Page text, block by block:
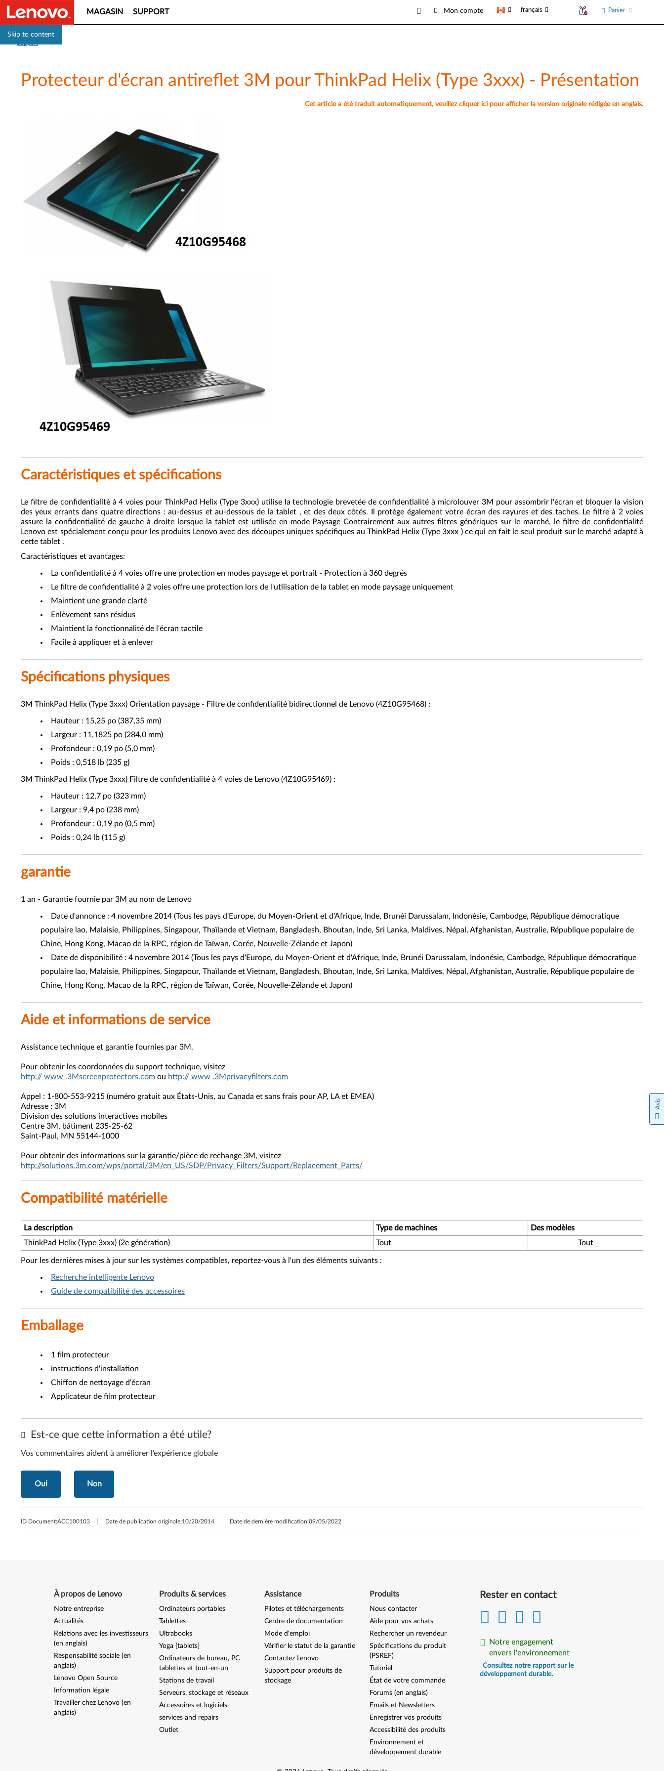
Skip to content
MAGASIN SUPPORT Mon compte français Panier
Protecteur d'écran antireflet 3M pour ThinkPad Helix (Type 3xxx) - Présentation
Cet article a été traduit automatiquement, veuillez cliquer ici pour afficher la version originale rédigée en anglais.
Caractéristiques et spécifications
Le filtre de confidentialité à 4 voies pour ThinkPad Helix (Type 3xxx) utilise la technologie brevetée de confidentialité à microlouver 3M pour assombrir l'écran et bloquer la vision
des yeux errants dans quatre directions : au-dessus et au-dessous de la tablet , et des deux côtés. Il protège également votre écran des rayures et des taches. Le filtre à 2 voies
assure la confidentialité de gauche à droite lorsque la tablet est utilisée en mode Paysage Contrairement aux autres filtres génériques sur le marché, le filtre de confidentialité
Lenovo est spécialement conçu pour les produits Lenovo avec des découpes uniques spécifiques au ThinkPad Helix (Type 3xxx ) ce qui en fait le seul produit sur le marché adapté à
cette tablet .
Caractéristiques et avantages:
La confidentialité à 4 voies offre une protection en modes paysage et portrait - Protection à 360 degrés
Le filtre de confidentialité à 2 voies offre une protection lors de l'utilisation de la tablet en mode paysage uniquement
Maintient une grande clarté
Enlèvement sans résidus
Maintient la fonctionnalité de l'écran tactile
Facile à appliquer et à enlever
Spécifications physiques
3M ThinkPad Helix (Type 3xxx) Orientation paysage - Filtre de confidentialité bidirectionnel de Lenovo (4Z10G95468) :
Hauteur : 15,25 po (387,35 mm)
Largeur : 11,1825 po (284,0 mm)
Profondeur : 0,19 po (5,0 mm)
Poids : 0,518 lb (235 g)
3M ThinkPad Helix (Type 3xxx) Filtre de confidentialité à 4 voies de Lenovo (4Z10G95469) :
Hauteur : 12,7 po (323 mm)
Largeur : 9,4 po (238 mm)
Profondeur : 0,19 po (0,5 mm)
Poids : 0,24 lb (115 g)
garantie
1 an - Garantie fournie par 3M au nom de Lenovo
Date d'annonce : 4 novembre 2014 (Tous les pays d'Europe, du Moyen-Orient et d'Afrique, Inde, Brunéi Darussalam, Indonésie, Cambodge, République démocratique
populaire lao, Malaisie, Philippines, Singapour, Thaïlande et Vietnam, Bangladesh, Bhoutan, Inde, Sri Lanka, Maldives, Népal, Afghanistan, Australie, République populaire de
Chine, Hong Kong, Macao de la RPC, région de Taïwan, Corée, Nouvelle-Zélande et Japon)
Date de disponibilité : 4 novembre 2014 (Tous les pays d'Europe, du Moyen-Orient et d'Afrique, Inde, Brunéi Darussalam, Indonésie, Cambodge, République démocratique
populaire lao, Malaisie, Philippines, Singapour, Thaïlande et Vietnam, Bangladesh, Bhoutan, Inde, Sri Lanka, Maldives, Népal, Afghanistan, Australie, République populaire de
Chine, Hong Kong, Macao de la RPC, région de Taïwan, Corée, Nouvelle-Zélande et Japon)
Aide et informations de service
Assistance technique et garantie fournies par 3M.
Pour obtenir les coordonnées du support technique, visitez
http:// www .3Mscreenprotectors.com ou http:// www .3Mprivacyfilters.com
Appel : 1-800-553-9215 (numéro gratuit aux États-Unis, au Canada et sans frais pour AP, LA et EMEA)
Adresse : 3M
Division des solutions interactives mobiles
Centre 3M, bâtiment 235-2S-62
Saint-Paul, MN 55144-1000
Pour obtenir des informations sur la garantie/pièce de rechange 3M, visitez
http://solutions.3m.com/wps/portal/3M/en_US/SDP/Privacy_Filters/Support/Replacement_Parts/
Compatibilité matérielle
La description Type de machines
Des modèles
ThinkPad Helix (Type 3xxx) (2e génération)
Tout Tout
Pour les dernières mises à jour sur les systèmes compatibles, reportez-vous à l'un des éléments suivants :
Recherche intelligente Lenovo
Guide de compatibilité des accessoires
Emballage
1 film protecteur
instructions d'installation
Chiffon de nettoyage d'écran
Applicateur de film protecteur
Est-ce que cette information a été utile?
Vos commentaires aident à améliorer l’expérience globale
Oui Non
ID Document:ACC100103 Date de publication originale:10/20/2014 Date de dernière modification:09/05/2022
Rester en contact
Notre engagement
envers l'environnement
Consultez notre rapport sur le
développement durable.
À propos de Lenovo
Notre entreprise
Actualités
Relations avec les investisseurs
(en anglais)
Responsabilité sociale (en
anglais)
Lenovo Open Source
Information légale
Travailler chez Lenovo (en
anglais)
Produits & services
Ordinateurs portables
Tablettes
Ultrabooks
Yoga {tablets}
Ordinateurs de bureau, PC
tablettes et tout-en-un
Stations de travail
Serveurs, stockage et réseaux
Accessoires et logiciels
services and repairs
Outlet
Assistance
Pilotes et téléchargements
Centre de documentation
Mode d'emploi
Vérifier le statut de la garantie
Contactez Lenovo
Support pour produits de
stockage
Produits
Nous contacter
Aide pour vos achats
Rechercher un revendeur
Spécifications du produit
(PSREF)
Tutoriel
État de votre commande
Forums (en anglais)
Emails et Newsletters
Enregistrer vos produits
Accessibilité des produits
Environnement et
développement durable
Avis